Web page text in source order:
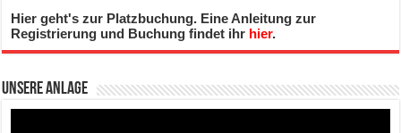
Hier geht's zur Platzbuchung. Eine Anleitung zur
Registrierung und Buchung findet ihr hier.
Unsere Anlage